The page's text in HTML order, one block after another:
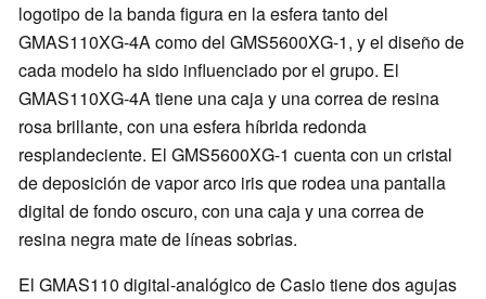
logotipo de la banda figura en la esfera tanto del
GMAS110XG-4A como del GMS5600XG-1, y el diseño de
cada modelo ha sido influenciado por el grupo. El
GMAS110XG-4A tiene una caja y una correa de resina
rosa brillante, con una esfera híbrida redonda
resplandeciente. El GMS5600XG-1 cuenta con un cristal
de deposición de vapor arco iris que rodea una pantalla
digital de fondo oscuro, con una caja y una correa de
resina negra mate de líneas sobrias.
El GMAS110 digital-analógico de Casio tiene dos agujas